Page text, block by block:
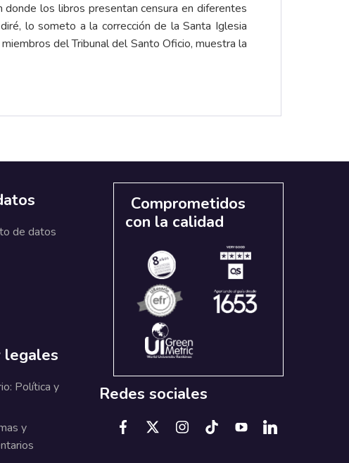
los libros presentan censura en diferentes
lo someto a la corrección de la Santa Iglesia
del Tribunal del Santo Oficio, muestra la
de datos
legales
Política y
y
Comprometidos
con la calidad
Redes sociales